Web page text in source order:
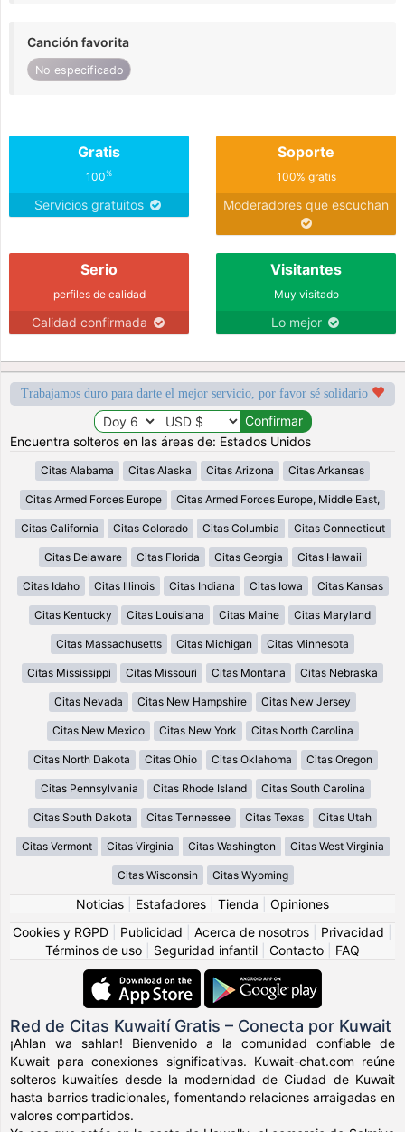
Canción favorita
No especificado
Gratis
100%
Servicios gratuitos
Soporte
100% gratis
Moderadores que escuchan
Serio
perfiles de calidad
Calidad confirmada
Visitantes
Muy visitado
Lo mejor
Trabajamos duro para darte el mejor servicio, por favor sé solidario
Encuentra solteros en las áreas de: Estados Unidos
Citas Alabama Citas Alaska Citas Arizona Citas Arkansas
Citas Armed Forces Europe Citas Armed Forces Europe, Middle East,
Citas California Citas Colorado Citas Columbia Citas Connecticut
Citas Delaware Citas Florida Citas Georgia Citas Hawaii
Citas Idaho Citas Illinois Citas Indiana Citas Iowa Citas Kansas
Citas Kentucky Citas Louisiana Citas Maine Citas Maryland
Citas Massachusetts Citas Michigan Citas Minnesota
Citas Mississippi Citas Missouri Citas Montana Citas Nebraska
Citas Nevada Citas New Hampshire Citas New Jersey
Citas New Mexico Citas New York Citas North Carolina
Citas North Dakota Citas Ohio Citas Oklahoma Citas Oregon
Citas Pennsylvania Citas Rhode Island Citas South Carolina
Citas South Dakota Citas Tennessee Citas Texas Citas Utah
Citas Vermont Citas Virginia Citas Washington Citas West Virginia
Citas Wisconsin Citas Wyoming
Noticias Estafadores Tienda
Opiniones
Cookies y RGPD
Publicidad Acerca de nosotros Privacidad
Términos de uso
Seguridad infantil Contacto FAQ
Red de Citas Kuwaití Gratis – Conecta por Kuwait
¡Ahlan wa sahlan! Bienvenido a la comunidad confiable de
Kuwait para conexiones significativas. Kuwait-chat.com reúne
solteros kuwaitíes desde la modernidad de Ciudad de Kuwait
hasta barrios tradicionales, fomentando relaciones arraigadas en
valores compartidos.